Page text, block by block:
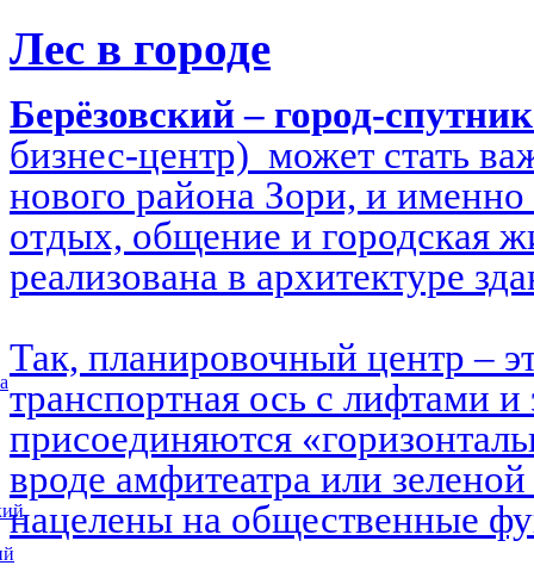
Лес в городе
Берёзовский – город-
бизнес-центр) может стать
нового района Зори, и именно
отдых, общение и городская
реализована в архитектуре
Так, планировочный центр –
транспортная ось с лифтами и
присоединяются
вроде амфитеатра или
нацелены на общественные